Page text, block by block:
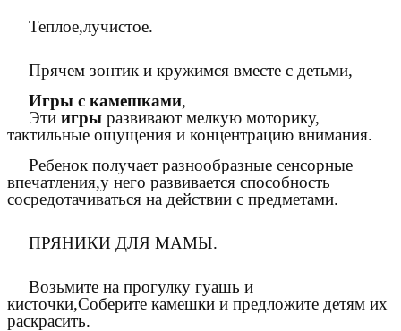
Теплое,лучистое.
Прячем зонтик и кружимся вместе с детьми,
Игры с камешками,
Эти игры развивают мелкую моторику,
тактильные ощущения и концентрацию внимания.
Ребенок получает разнообразные сенсорные
впечатления,у него развивается способность
сосредотачиваться на действии с предметами.
ПРЯНИКИ ДЛЯ МАМЫ.
Возьмите на прогулку гуашь и
кисточки,Соберите камешки и предложите детям их
раскрасить.